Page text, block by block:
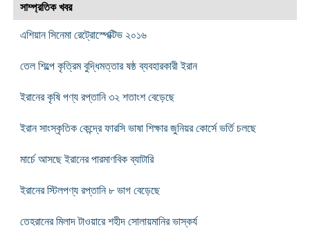
সাম্প্রতিক খবর
এশিয়ান সিনেমা রেট্রোস্পেক্টিভ ২০১৬
তেল শিল্পে কৃত্রিম বুদ্ধিমত্তার ষষ্ঠ ব্যবহারকারী ইরান
ইরানের কৃষি পণ্য রপ্তানি ৩২ শতাংশ বেড়েছে
ইরান সাংস্কৃতিক কেন্দ্রে ফারসি ভাষা শিক্ষার জুনিয়র কোর্সে ভর্তি চলছে
মার্চে আসছে ইরানের পারমাণবিক ব্যাটারি
ইরানের স্টিলপণ্য রপ্তানি ৮ ভাগ বেড়েছে
তেহরানের মিলাদ টাওয়ারে শহীদ সোলায়মানির ভাস্কর্য